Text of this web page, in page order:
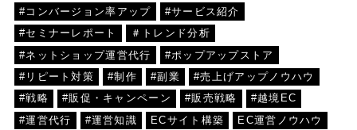
#コンバージョン率アップ
#サービス紹介
#セミナーレポート
＃トレンド分析
#ネットショップ運営代行
#ポップアップストア
#リピート対策
#制作 #副業
#売上げアップノウハウ
#戦略
#販促・キャンペーン #販売戦略
#越境EC
#運営代行
#運営知識 ECサイト構築
EC運営ノウハウ